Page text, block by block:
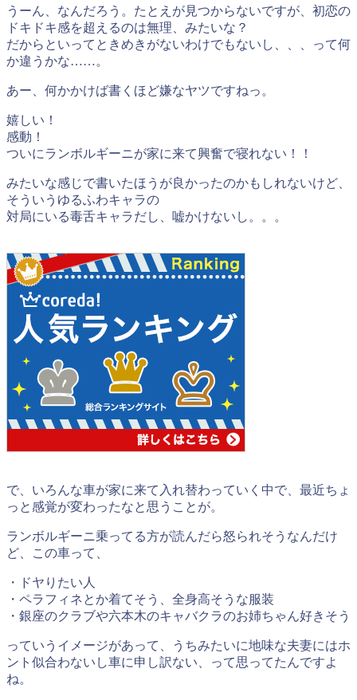
うーん、なんだろう。たとえが見つからないですが、初恋の
ドキドキ感を超えるのは無理、みたいな？
だからといってときめきがないわけでもないし、、、って何
か違うかな……。
あー、何かかけば書くほど嫌なヤツですねっ。
嬉しい！
感動！
ついにランボルギーニが家に来て興奮で寝れない！！
みたいな感じで書いたほうが良かったのかもしれないけど、
そういうゆるふわキャラの
対局にいる毒舌キャラだし、嘘かけないし。。。
で、いろんな車が家に来て入れ替わっていく中で、最近ちょ
っと感覚が変わったなと思うことが。
ランボルギーニ乗ってる方が読んだら怒られそうなんだけ
ど、この車って、
・ドヤりたい人
・ペラフィネとか着てそう、全身高そうな服装
・銀座のクラブや六本木のキャバクラのお姉ちゃん好きそう
っていうイメージがあって、うちみたいに地味な夫妻にはホ
ント似合わないし車に申し訳ない、って思ってたんですよ
ね。